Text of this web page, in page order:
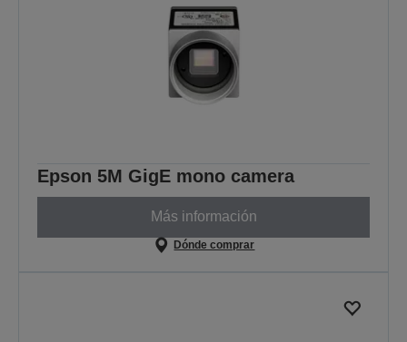
Epson 5M GigE mono camera
Más información
Dónde comprar